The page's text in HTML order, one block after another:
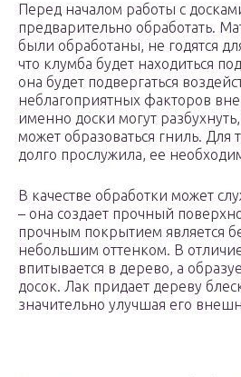
Перед началом работы с
предварительно обработать.
были обработаны, не годятся
что клумба будет находиться
она будет подвергаться
неблагоприятных факторов
именно доски могут
может образоваться гниль. Для
долго прослужила, ее
В качестве обработки может
– она создает прочный
прочным покрытием является
небольшим оттенком. В
впитывается в дерево, а
досок. Лак придает дереву
значительно улучшая его